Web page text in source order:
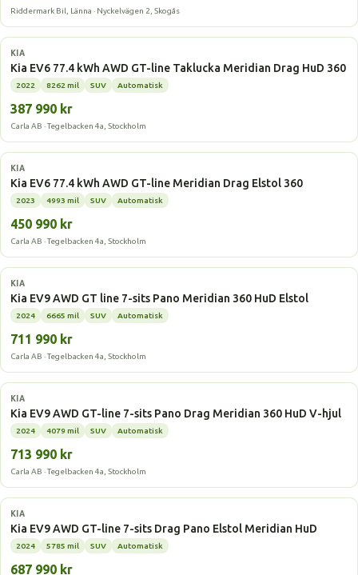
Riddermark Bil, Länna · Nyckelvägen 2, Skogås
Elbil
KIA
Kia EV6 77.4 kWh AWD GT-line Taklucka Meridian Drag HuD 360
2022 8262 mil SUV Automatisk
387 990 kr
Carla AB · Tegelbacken 4a, Stockholm
Elbil
KIA
Kia EV6 77.4 kWh AWD GT-line Meridian Drag Elstol 360
2023 4993 mil SUV Automatisk
450 990 kr
Carla AB · Tegelbacken 4a, Stockholm
Elbil
KIA
Kia EV9 AWD GT line 7-sits Pano Meridian 360 HuD Elstol
2024 6665 mil SUV Automatisk
711 990 kr
Carla AB · Tegelbacken 4a, Stockholm
Elbil
KIA
Kia EV9 AWD GT-line 7-sits Pano Drag Meridian 360 HuD V-hjul
2024 4079 mil SUV Automatisk
713 990 kr
Carla AB · Tegelbacken 4a, Stockholm
Elbil
KIA
Kia EV9 AWD GT-line 7-sits Drag Pano Elstol Meridian HuD
2024 5785 mil SUV Automatisk
687 990 kr